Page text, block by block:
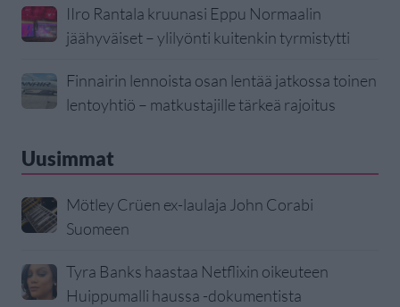
IIro Rantala kruunasi Eppu Normaalin
jäähyväiset – ylilyönti kuitenkin tyrmistytti
Finnairin lennoista osan lentää jatkossa toinen
lentoyhtiö – matkustajille tärkeä rajoitus
Uusimmat
Mötley Crüen ex-laulaja John Corabi
Suomeen
Tyra Banks haastaa Netflixin oikeuteen
Huippumalli haussa -dokumentista